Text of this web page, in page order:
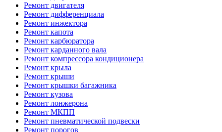
Ремонт двигателя
Ремонт дифференциала
Ремонт инжектора
Ремонт капота
Ремонт карбюратора
Ремонт карданного вала
Ремонт компрессора кондиционера
Ремонт крыла
Ремонт крыши
Ремонт крышки багажника
Ремонт кузова
Ремонт лонжерона
Ремонт МКПП
Ремонт пневматической подвески
Ремонт порогов